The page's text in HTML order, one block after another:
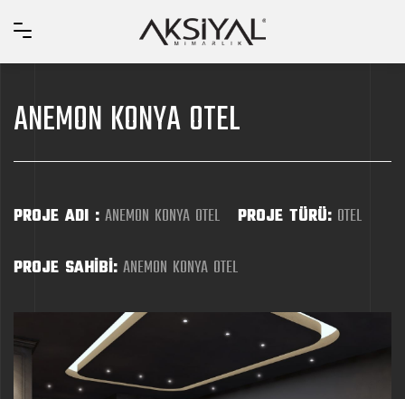
ANEMON KONYA OTEL
PROJE ADI : ANEMON KONYA OTEL PROJE TÜRÜ: OTEL
PROJE SAHİBİ: ANEMON KONYA OTEL